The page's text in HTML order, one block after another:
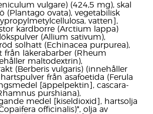
vulgare) (424,5 mg), skal
(Plantago ovata), vegetabilisk
vatten],
kardborre (Arctium lappa)
(Allium sativum),
solhatt (Echinacea purpurea),
från läkerabarber (Rheum
maltodextrin),
(Berberis vulgaris) (innehåller
från asafoetida (Ferula
[äppelpektin], cascara-
purshiana),
medel [kiseldioxid], hartsolja
officinalis)*, olja av